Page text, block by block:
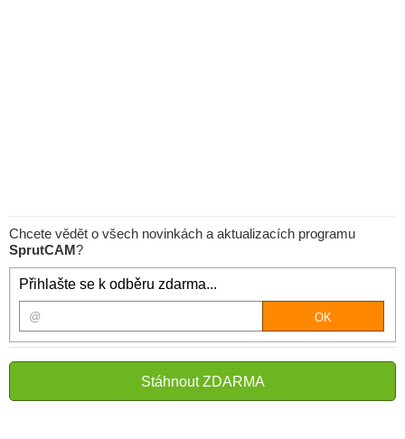
Chcete vědět o všech novinkách a aktualizacích programu
SprutCAM?
Přihlašte se k odběru zdarma...
Stáhnout ZDARMA